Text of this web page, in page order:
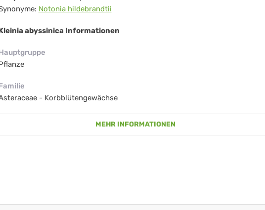
Notonia hildebrandtii
abyssinica Informationen
- Korbblütengewächse
MEHR INFORMATIONEN